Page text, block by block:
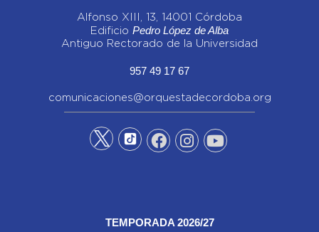
Alfonso XIII, 13, 14001 Córdoba
Edificio Pedro López de Alba
Antiguo Rectorado de la Universidad
957 49 17 67
comunicaciones@orquestadecordoba.org
TEMPORADA 2026/27